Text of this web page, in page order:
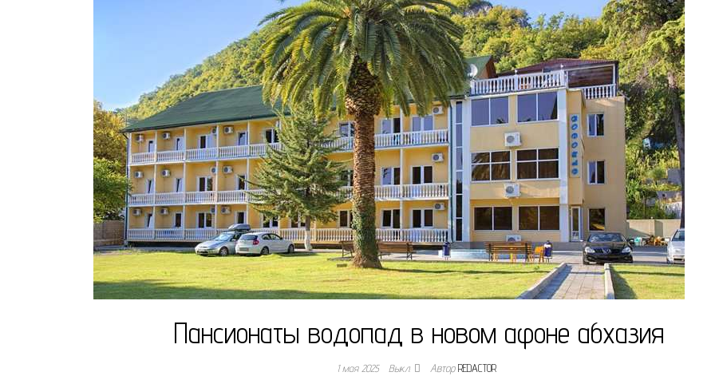
Пансионаты водопад в новом афоне абхазия
1 мая 2025 Выкл. АвторREDACTOR